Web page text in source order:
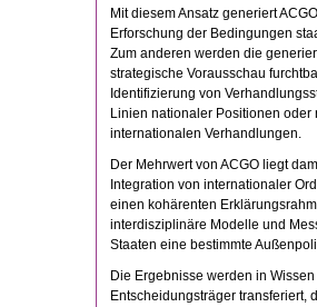
Mit diesem Ansatz generiert
Erforschung der Bedingungen
Zum anderen werden die
strategische Vorausschau
Identifizierung von
Linien nationaler Positionen
internationalen Verhandlungen.
Der Mehrwert von ACGO liegt
Integration von internationaler
einen kohärenten
interdisziplinäre Modelle und
Staaten eine bestimmte
Die Ergebnisse werden in
Entscheidungsträger transferiert,